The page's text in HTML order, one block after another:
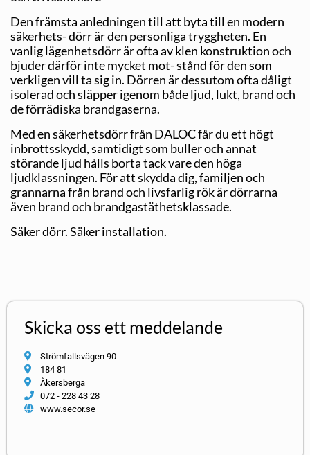
Den främsta anledningen till att byta till en modern
säkerhets- dörr är den personliga tryggheten. En
vanlig lägenhetsdörr är ofta av klen konstruktion och
bjuder därför inte mycket mot- stånd för den som
verkligen vill ta sig in. Dörren är dessutom ofta dåligt
isolerad och släpper igenom både ljud, lukt, brand och
de förrädiska brandgaserna.
Med en säkerhetsdörr från DALOC får du ett högt
inbrottsskydd, samtidigt som buller och annat
störande ljud hålls borta tack vare den höga
ljudklassningen. För att skydda dig, familjen och
grannarna från brand och livsfarlig rök är dörrarna
även brand och brandgastäthetsklassade.
Säker dörr. Säker installation.
Skicka oss ett meddelande
Strömfallsvägen 90
184 81
Åkersberga
072 - 228 43 28
www.secor.se